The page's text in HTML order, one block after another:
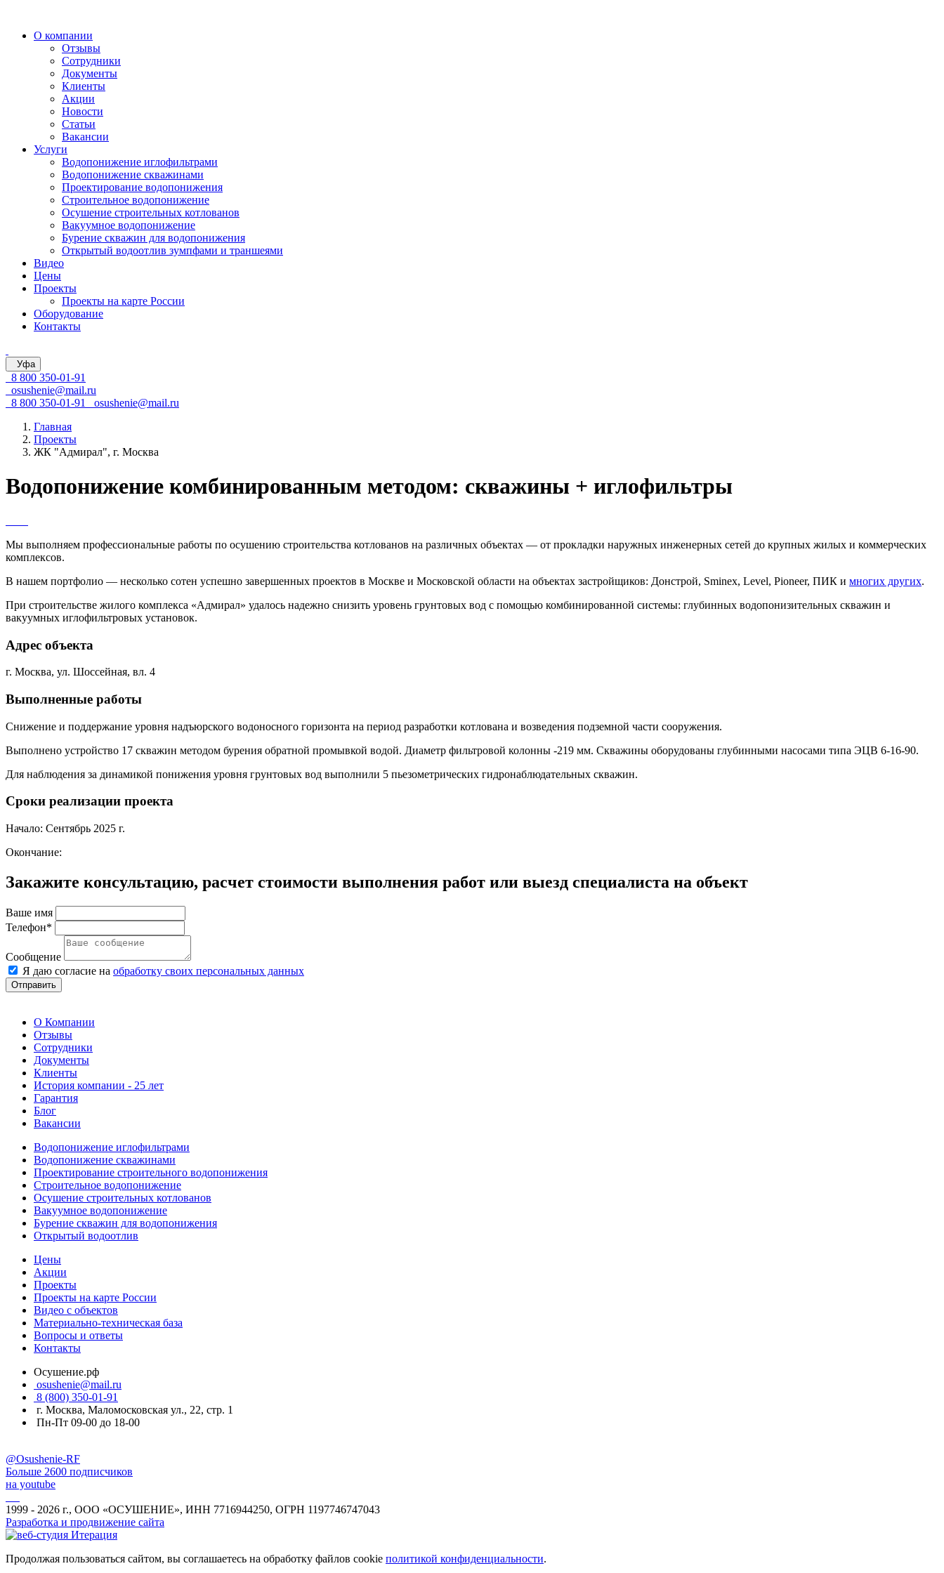
О компании
Отзывы
Сотрудники
Документы
Клиенты
Акции
Новости
Статьи
Вакансии
Услуги
Водопонижение иглофильтрами
Водопонижение скважинами
Проектирование водопонижения
Строительное водопонижение
Осушение строительных котлованов
Вакуумное водопонижение
Бурение скважин для водопонижения
Открытый водоотлив зумпфами и траншеями
Видео
Цены
Проекты
Проекты на карте России
Оборудование
Контакты
Уфа
8 800 350-01-91
osushenie@mail.ru
8 800 350-01-91
osushenie@mail.ru
Главная
Проекты
ЖК "Адмирал", г. Москва
Водопонижение комбинированным методом: скважины + иглофильтры
Мы выполняем профессиональные работы по осушению строительства котлованов на различных объектах — от прокладки наружных инженерных сетей до крупных жилых и коммерческих
комплексов.
В нашем портфолио — несколько сотен успешно завершенных проектов в Москве и Московской области на объектах застройщиков: Донстрой, Sminex, Level, Pioneer, ПИК и многих других.
При строительстве жилого комплекса «Адмирал» удалось надежно снизить уровень грунтовых вод с помощью комбинированной системы: глубинных водопонизительных скважин и
вакуумных иглофильтровых установок.
Адрес объекта
г. Москва, ул. Шоссейная, вл. 4
Выполненные работы
Снижение и поддержание уровня надъюрского водоносного горизонта на период разработки котлована и возведения подземной части сооружения.
Выполнено устройство 17 скважин методом бурения обратной промывкой водой. Диаметр фильтровой колонны -219 мм. Скважины оборудованы глубинными насосами типа ЭЦВ 6-16-90.
Для наблюдения за динамикой понижения уровня грунтовых вод выполнили 5 пьезометрических гидронаблюдательных скважин.
Сроки реализации проекта
Начало: Сентябрь 2025 г.
Окончание:
Закажите консультацию, расчет стоимости выполнения работ или выезд специалиста на объект
Ваше имя
Телефон*
Сообщение
Я даю согласие на обработку своих персональных данных
Отправить
О Компании
Отзывы
Сотрудники
Документы
Клиенты
История компании - 25 лет
Гарантия
Блог
Вакансии
Водопонижение иглофильтрами
Водопонижение скважинами
Проектирование строительного водопонижения
Строительное водопонижение
Осушение строительных котлованов
Вакуумное водопонижение
Бурение скважин для водопонижения
Открытый водоотлив
Цены
Акции
Проекты
Проекты на карте России
Видео с объектов
Материально-техническая база
Вопросы и ответы
Контакты
Осушение.рф
osushenie@mail.ru
8 (800) 350-01-91
г. Москва, Маломосковская ул., 22, стр. 1
Пн-Пт 09-00 до 18-00
@Osushenie-RF
Больше 2600 подписчиков
на youtube
1999 - 2026 г., ООО «ОСУШЕНИЕ», ИНН 7716944250, ОГРН 1197746747043
Разработка и продвижение сайта
Продолжая пользоваться сайтом, вы соглашаетесь на обработку файлов cookie политикой конфиденциальности.